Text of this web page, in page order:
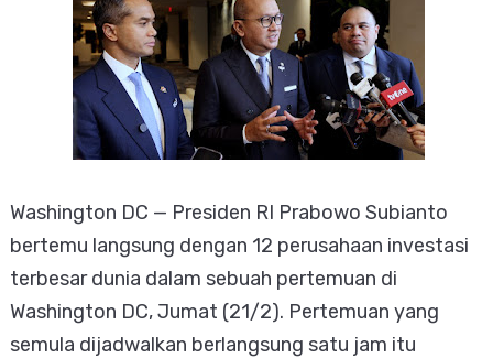
Washington DC — Presiden RI Prabowo Subianto
bertemu langsung dengan 12 perusahaan investasi
terbesar dunia dalam sebuah pertemuan di
Washington DC, Jumat (21/2). Pertemuan yang
semula dijadwalkan berlangsung satu jam itu